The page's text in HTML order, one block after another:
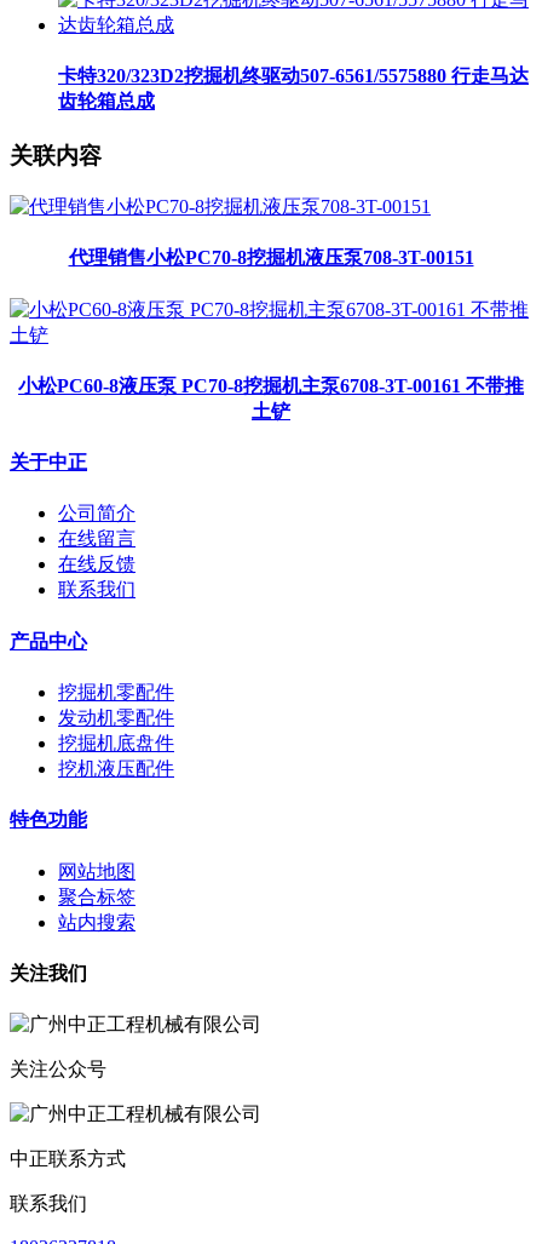
卡特320/323D2挖掘机终驱动507-6561/5575880 行走马达
齿轮箱总成
关联内容
代理销售小松PC70-8挖掘机液压泵708-3T-00151
小松PC60-8液压泵 PC70-8挖掘机主泵6708-3T-00161 不带推
土铲
关于中正
公司简介
在线留言
在线反馈
联系我们
产品中心
挖掘机零配件
发动机零配件
挖掘机底盘件
挖机液压配件
特色功能
网站地图
聚合标签
站内搜索
关注我们
关注公众号
中正联系方式
联系我们